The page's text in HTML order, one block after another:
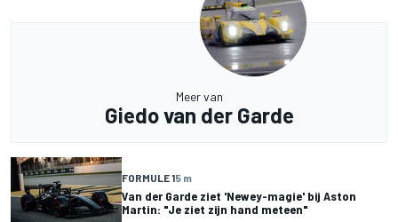
Meer van
Giedo van der Garde
FORMULE 15 m
Van der Garde ziet 'Newey-magie' bij Aston
Martin: "Je ziet zijn hand meteen"